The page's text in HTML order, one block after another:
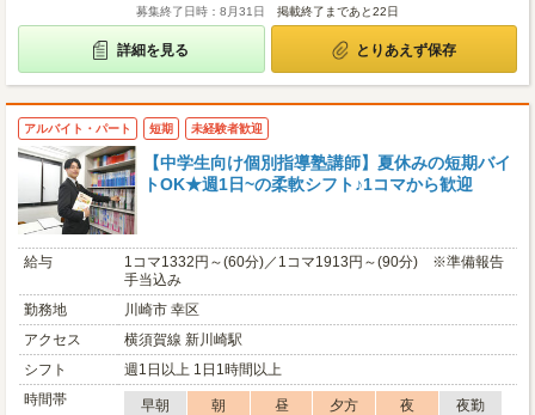
募集終了日時：8月31日 掲載終了まであと22日
詳細を見る とりあえず保存
アルバイト・パート 短期 未経験者歓迎
【中学生向け個別指導塾講師】夏休みの短期バイ
トOK★週1日~の柔軟シフト♪1コマから歓迎
給与
1コマ1332円～(60分)／1コマ1913円～(90分) ※準備報告
手当込み
勤務地
川崎市 幸区
アクセス
横須賀線 新川崎駅
シフト
週1日以上 1日1時間以上
時間帯
早朝 朝 昼 夕方 夜
夜勤